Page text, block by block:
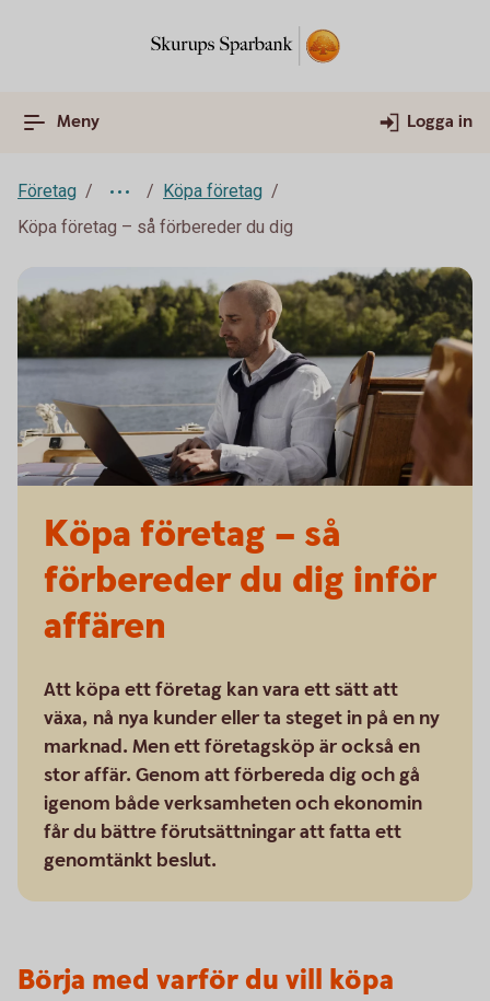
Meny Logga in
Företag
Köpa företag
Köpa företag – så förbereder du dig
Köpa företag – så
förbereder du dig inför
affären
Att köpa ett företag kan vara ett sätt att
växa, nå nya kunder eller ta steget in på en ny
marknad. Men ett företagsköp är också en
stor affär. Genom att förbereda dig och gå
igenom både verksamheten och ekonomin
får du bättre förutsättningar att fatta ett
genomtänkt beslut.
Börja med varför du vill köpa